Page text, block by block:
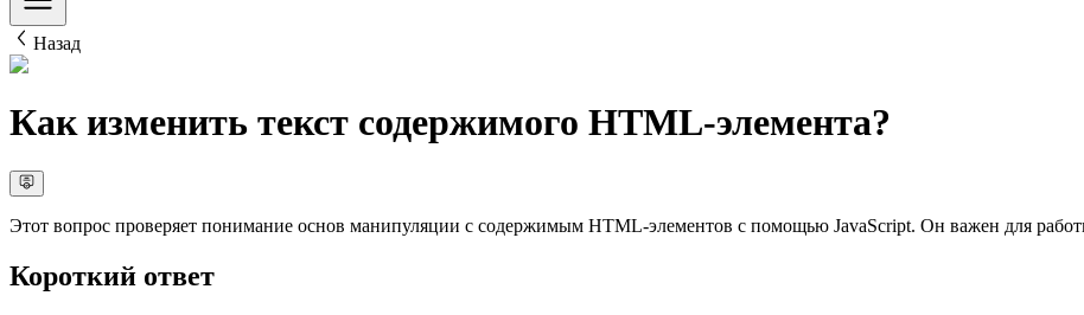
Назад
Как изменить текст содержимого HTML-элемента?
Этот вопрос проверяет понимание основ манипуляции с содержимым HTML-элементов с помощью JavaScript. Он важен для
Короткий ответ